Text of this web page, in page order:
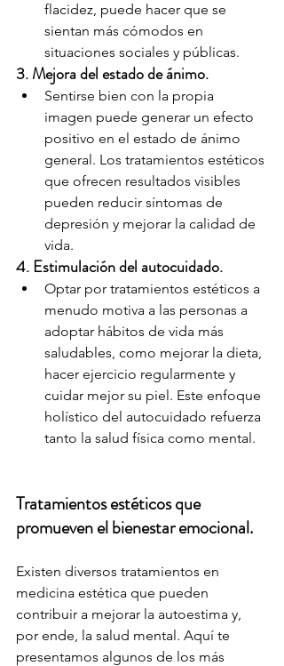
flacidez, puede hacer que se
sientan más cómodos en
situaciones sociales y públicas.
3. Mejora del estado de ánimo.
Sentirse bien con la propia
imagen puede generar un efecto
positivo en el estado de ánimo
general. Los tratamientos estéticos
que ofrecen resultados visibles
pueden reducir síntomas de
depresión y mejorar la calidad de
vida.
4. Estimulación del autocuidado.
Optar por tratamientos estéticos a
menudo motiva a las personas a
adoptar hábitos de vida más
saludables, como mejorar la dieta,
hacer ejercicio regularmente y
cuidar mejor su piel. Este enfoque
holístico del autocuidado refuerza
tanto la salud física como mental.
Tratamientos estéticos que
promueven el bienestar emocional.
Existen diversos tratamientos en
medicina estética que pueden
contribuir a mejorar la autoestima y,
por ende, la salud mental. Aquí te
presentamos algunos de los más